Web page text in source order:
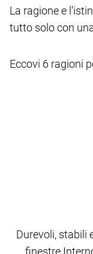
La ragione e
tutto solo con
Eccovi 6 ragioni
Durevoli, stabili
finestre